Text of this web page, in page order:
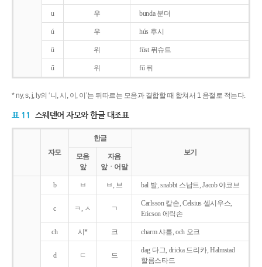
u 우 bunda 분더
ú 우 hús 후시
ü 위 füst 퓌슈트
ű 위 fű 퓌
* ny, s, j, ly의 ‘니, 시, 이, 이’는 뒤따르는 모음과 결합할 때 합쳐서 1 음절로 적는다.
표 11 스웨덴어 자모와 한글 대조표
자모
한글
보기
모음
앞
자음
앞ㆍ어말
b ㅂ ㅂ, 브 bal 발, snabbt 스납트, Jacob 야코브
c ㅋ, ㅅ ㄱ
Carlsson 칼손, Celsius 셀시우스,
Ericson 에릭손
ch 시* 크 charm 샤름, och 오크
d ㄷ 드
dag 다그, dricka 드리카, Halmstad
할름스타드